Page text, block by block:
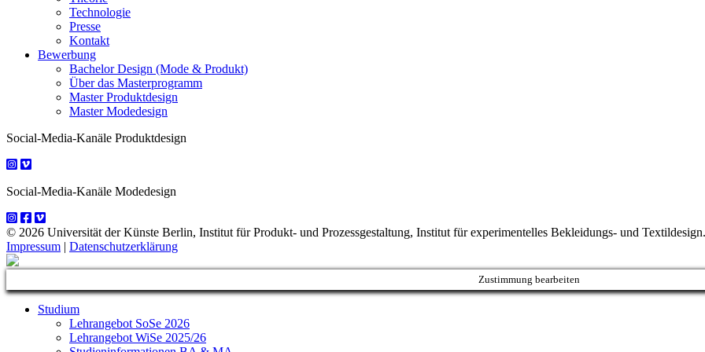
Technologie
Presse
Kontakt
Bewerbung
Bachelor Design (Mode & Produkt)
Über das Masterprogramm
Master Produktdesign
Master Modedesign
Social-Media-Kanäle Produktdesign
Social-Media-Kanäle Modedesign
© 2026 Universität der Künste Berlin, Institut für Produkt- und Prozessgestaltung, Institut für experimentelles Bekleidungs- und Textildesign.
Impressum | Datenschutzerklärung
Zustimmung bearbeiten
Studium
Lehrangebot SoSe 2026
Lehrangebot WiSe 2025/26